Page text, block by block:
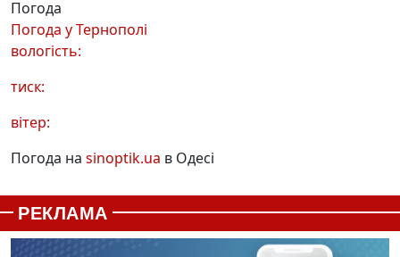
Погода
Погода уТернополі
вологість:
тиск:
вітер:
Погода на sinoptik.ua в Одесі
РЕКЛАМА